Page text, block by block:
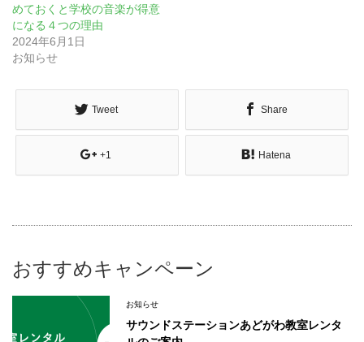
めておくと学校の音楽が得意
になる４つの理由
2024年6月1日
お知らせ
Tweet Share
+1 Hatena
おすすめキャンペーン
お知らせ
サウンドステーションあどがわ教室レンタ